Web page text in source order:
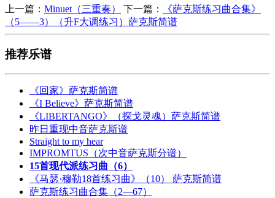
上一篇： Minuet（三重奏） 下一篇：
《萨克斯练习曲合集》
（5——3）（升F大调练习）萨克斯简谱
推荐乐谱
《回家》萨克斯简谱
《I Believe》萨克斯简谱
《LIBERTANGO》（探戈灵魂）萨克斯简谱
昨日重现中音萨克斯谱
Straight to my hear
IMPROMTUS（次中音萨克斯分谱）
15首现代派练习曲（6）
《马瑟·穆勒18首练习曲》（10） 萨克斯简谱
萨克斯练习曲合集（2—67）